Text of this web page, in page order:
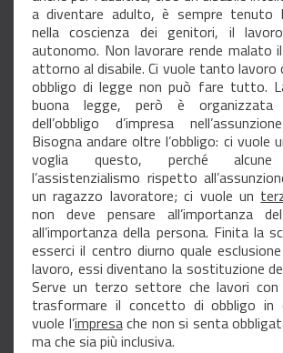
a diventare adulto, è sempre tenuto
nella coscienza dei genitori, il
autonomo. Non lavorare rende malato
attorno al disabile. Ci vuole tanto lavoro
obbligo di legge non può fare tutto.
buona legge, però è
dell’obbligo d’impresa
Bisogna andare oltre l’obbligo: ci vuole
voglia questo, perché alcune
l’assistenzialismo rispetto
un ragazzo lavoratore; ci vuole un
non deve pensare all’importanza
all’importanza della persona. Finita la
esserci il centro diurno quale
lavoro, essi diventano la sostituzione
Serve un terzo settore che lavori con
trasformare il concetto di obbligo in
vuole l’impresache non si senta
ma che sia più inclusiva.